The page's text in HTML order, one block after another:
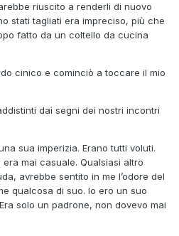
riuscito a renderli di nuovo
stati tagliati era impreciso, più che
fatto da un coltello da cucina
cinico e cominciò a toccare il mio
dai segni dei nostri incontri
sua imperizia. Erano tutti voluti.
era mai casuale. Qualsiasi altro
avrebbe sentito in me l’odore del
qualcosa di suo. Io ero un suo
solo un padrone, non dovevo mai